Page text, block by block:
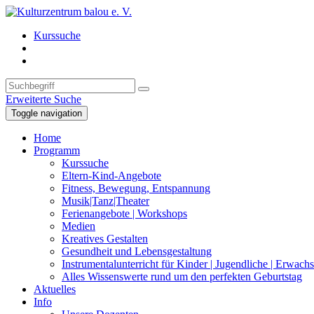
Kurssuche
Erweiterte Suche
Toggle navigation
Home
Programm
Kurssuche
Eltern-Kind-Angebote
Fitness, Bewegung, Entspannung
Musik|Tanz|Theater
Ferienangebote | Workshops
Medien
Kreatives Gestalten
Gesundheit und Lebensgestaltung
Instrumentalunterricht für Kinder | Jugendliche |
Alles Wissenswerte rund um den perfekten Geburtstag
Aktuelles
Info